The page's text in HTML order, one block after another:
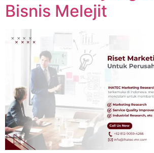
Bisnis Melejit